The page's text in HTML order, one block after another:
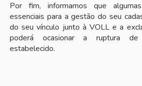
Por fim, informamos que
essenciais para a gestão do seu
do seu vínculo junto à VOLL e a
poderá ocasionar a ruptura de
estabelecido.